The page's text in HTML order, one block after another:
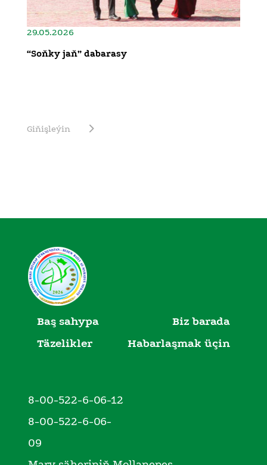
29.05.2026
“Soňky jaň” dabarasy
Giňişleýin
Baş sahypa
Biz barada
Täzelikler
Habarlaşmak üçin
8-00-522-6-06-12
8-00-522-6-06-
09